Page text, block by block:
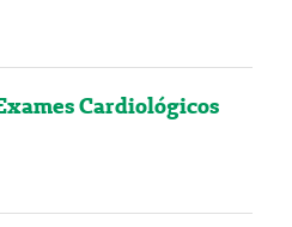
Cardiológicos